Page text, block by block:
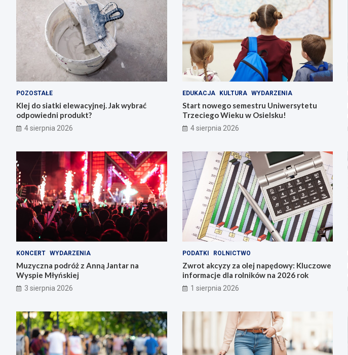
POZOSTAŁE
Klej do siatki elewacyjnej. Jak wybrać
odpowiedni produkt?
4 sierpnia 2026
EDUKACJA KULTURA WYDARZENIA
Start nowego semestru Uniwersytetu
Trzeciego Wieku w Osielsku!
4 sierpnia 2026
KONCERT WYDARZENIA
Muzyczna podróż z Anną Jantar na
Wyspie Młyńskiej
3 sierpnia 2026
PODATKI ROLNICTWO
Zwrot akcyzy za olej napędowy: Kluczowe
informacje dla rolników na 2026 rok
1 sierpnia 2026